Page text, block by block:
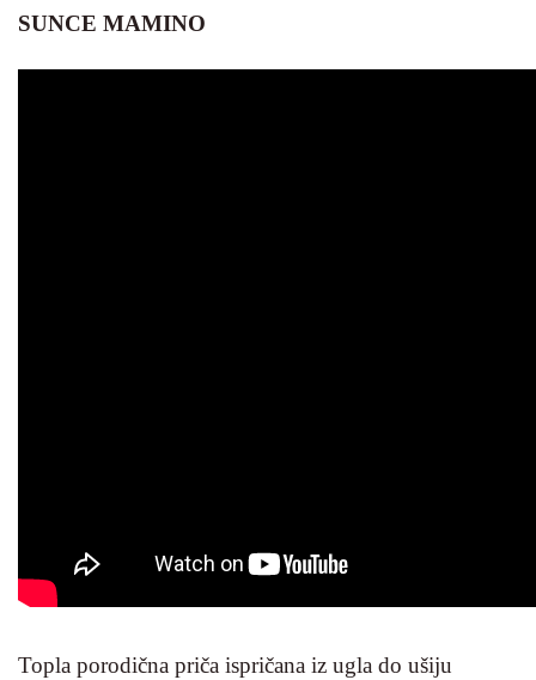
SUNCE MAMINO
Topla porodična priča ispričana iz ugla do ušiju